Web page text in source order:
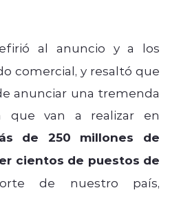
al anuncio y a los
comercial, y resaltó que
anunciar una tremenda
que van a realizar en
de 250 millones de
cientos de puestos de
de nuestro país,